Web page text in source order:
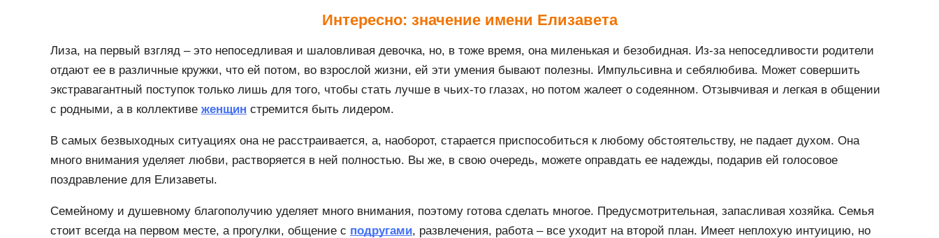
Интересно: значение имени Елизавета
Лиза, на первый взгляд – это непоседливая и шаловливая девочка, но, в тоже время, она миленькая и безобидная. Из-за непоседливости родители
отдают ее в различные кружки, что ей потом, во взрослой жизни, ей эти умения бывают полезны. Импульсивна и себялюбива. Может совершить
экстравагантный поступок только лишь для того, чтобы стать лучше в чьих-то глазах, но потом жалеет о содеянном. Отзывчивая и легкая в общении
с родными, а в коллективе женщин стремится быть лидером.
В самых безвыходных ситуациях она не расстраивается, а, наоборот, старается приспособиться к любому обстоятельству, не падает духом. Она
много внимания уделяет любви, растворяется в ней полностью. Вы же, в свою очередь, можете оправдать ее надежды, подарив ей голосовое
поздравление для Елизаветы.
Семейному и душевному благополучию уделяет много внимания, поэтому готова сделать многое. Предусмотрительная, запасливая хозяйка. Семья
стоит всегда на первом месте, а прогулки, общение с подругами, развлечения, работа – все уходит на второй план. Имеет неплохую интуицию, но